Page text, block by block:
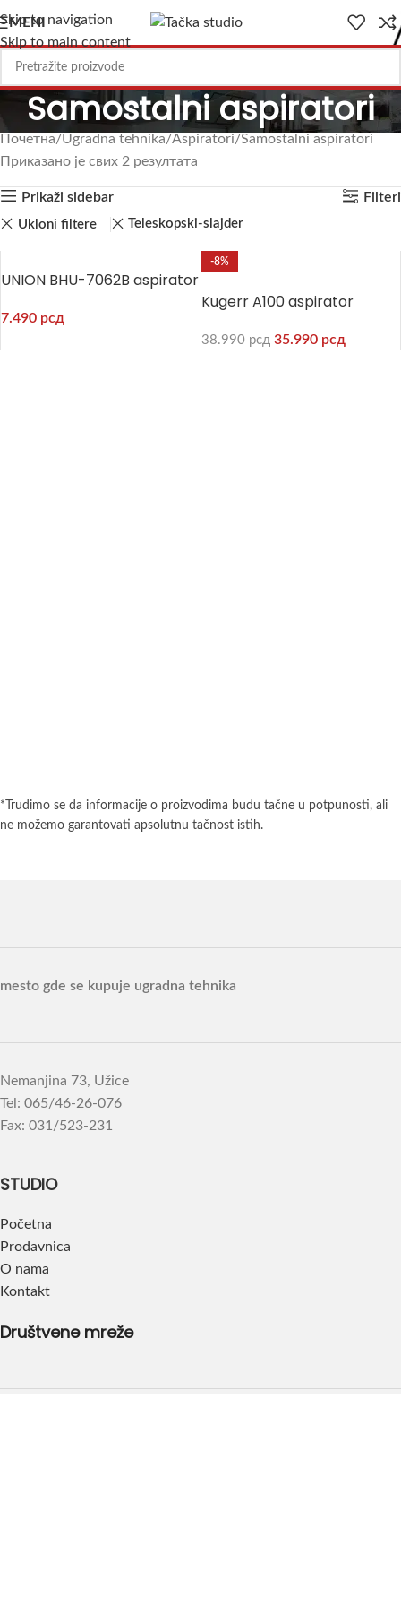
Skip to navigation
Skip to main content
MENI
Samostalni aspiratori
Почетна Ugradna tehnika Aspiratori Samostalni aspiratori
Приказано је свих 2 резултата
Prikaži sidebar Filteri
Ukloni filtere Teleskopski-slajder
UNION BHU-7062B aspirator
7.490 рсд
-8%
Kugerr A100 aspirator
38.990рсд 35.990 рсд
*Trudimo se da informacije o proizvodima budu tačne u potpunosti, ali
ne možemo garantovati apsolutnu tačnost istih.
mesto gde se kupuje ugradna tehnika
Nemanjina 73, Užice
Tel: 065/46-26-076
Fax: 031/523-231
STUDIO
Početna
Prodavnica
O nama
Kontakt
Društvene mreže